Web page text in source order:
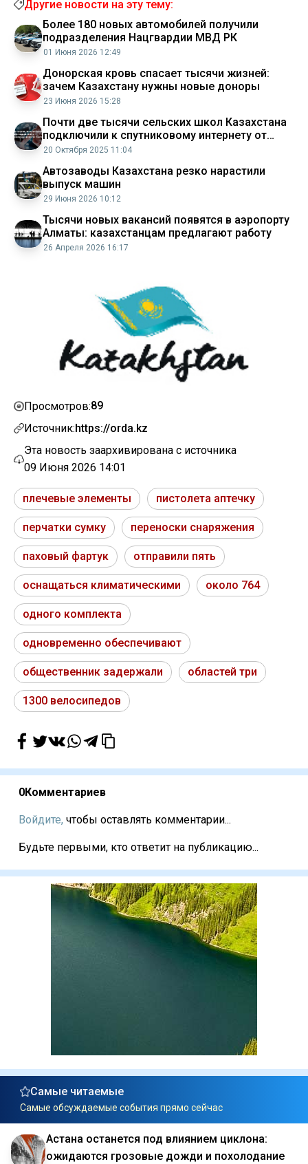
Другие новости на эту тему:
Более 180 новых автомобилей получили
подразделения Нацгвардии МВД РК
01 Июня 2026 12:49
Донорская кровь спасает тысячи жизней:
зачем Казахстану нужны новые доноры
23 Июня 2026 15:28
Почти две тысячи сельских школ Казахстана
подключили к спутниковому интернету от
Starlink
20 Октября 2025 11:04
Автозаводы Казахстана резко нарастили
выпуск машин
29 Июня 2026 10:12
Тысячи новых вакансий появятся в аэропорту
Алматы: казахстанцам предлагают работу
26 Апреля 2026 16:17
Просмотров:89
Источник:https://orda.kz
Эта новость заархивирована с источника
09 Июня 2026 14:01
плечевые элементы пистолета аптечку
перчатки сумку переноски снаряжения
паховый фартук отправили пять
оснащаться климатическими около 764
одного комплекта
одновременно обеспечивают
общественник задержали областей три
1300 велосипедов
0Комментариев
Войдите, чтобы оставлять комментарии...
Будьте первыми, кто ответит на публикацию...
Самые читаемые
Самые обсуждаемые события прямо сейчас
Астана останется под влиянием циклона:
ожидаются грозовые дожди и похолодание